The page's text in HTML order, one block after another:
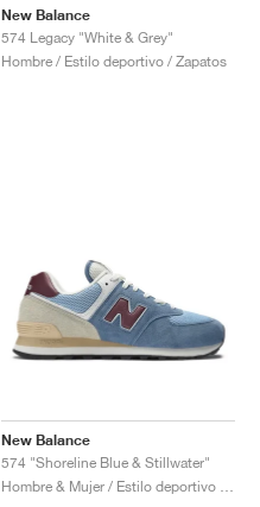
New Balance
574 Legacy "White & Grey"
Hombre / Estilo deportivo / Zapatos
New Balance
574 "Shoreline Blue & Stillwater"